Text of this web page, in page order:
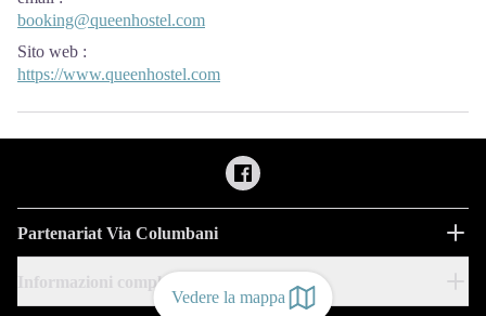
Vedere la mappa
booking@queenhostel.com
Sito web :
https://www.queenhostel.com
Partenariat Via Columbani
Informazioni complementari